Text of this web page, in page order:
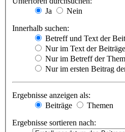
Ja
Nein
Innerhalb suchen:
Betreff und Text der
Nur im Text der Beiträge
Nur im Betreff der
Nur im ersten Beitrag
Ergebnisse anzeigen als:
Beiträge
Themen
Ergebnisse sortieren nach: